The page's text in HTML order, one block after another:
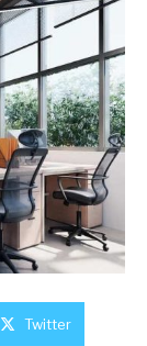
Twitter